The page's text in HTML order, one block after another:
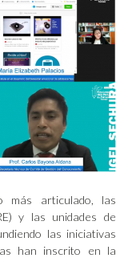
más articulado, las
y las unidades de
las iniciativas
han inscrito en la